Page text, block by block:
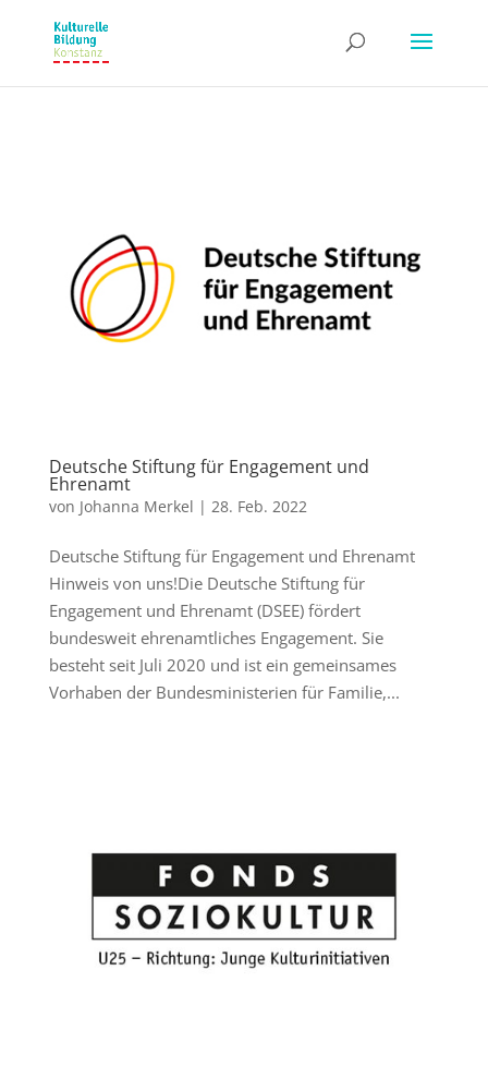
Deutsche Stiftung für Engagement und
Ehrenamt
von Johanna Merkel | 28. Feb. 2022
Deutsche Stiftung für Engagement und Ehrenamt
Hinweis von uns!Die Deutsche Stiftung für
Engagement und Ehrenamt (DSEE) fördert
bundesweit ehrenamtliches Engagement. Sie
besteht seit Juli 2020 und ist ein gemeinsames
Vorhaben der Bundesministerien für Familie,...